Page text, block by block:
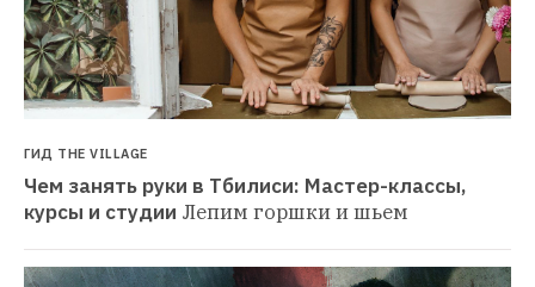
ГИД THE VILLAGE
Чем занять руки в Тбилиси: Мастер-классы,
курсы и студии Лепим горшки и шьем